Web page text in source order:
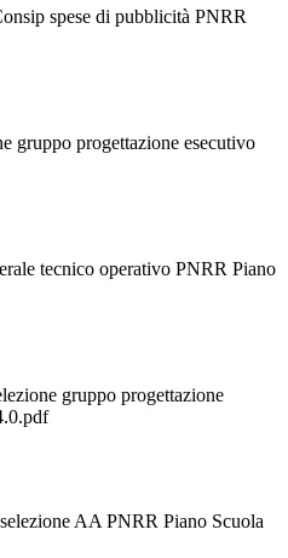
spese di pubblicità PNRR
gruppo progettazione esecutivo
tecnico operativo PNRR Piano
gruppo progettazione
AA PNRR Piano Scuola